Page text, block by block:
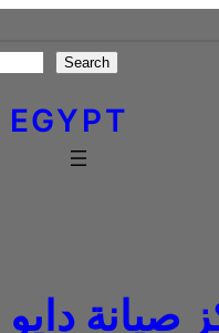
Search
صيانة